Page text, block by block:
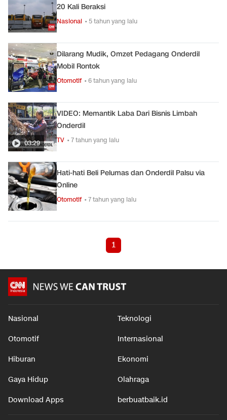
20 Kali Beraksi
Nasional • 5 tahun yang lalu
Dilarang Mudik, Omzet Pedagang Onderdil
Mobil Rontok
Otomotif • 6 tahun yang lalu
03:29
VIDEO: Memantik Laba Dari Bisnis Limbah
Onderdil
TV • 7 tahun yang lalu
Hati-hati Beli Pelumas dan Onderdil Palsu via
Online
Otomotif • 7 tahun yang lalu
1
Nasional Teknologi
Otomotif Internasional
Hiburan Ekonomi
Gaya Hidup Olahraga
Download Apps berbuatbaik.id